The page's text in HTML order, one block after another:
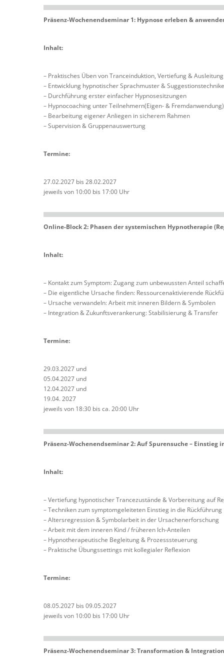
Präsenz-Wochenendseminar 1: Hypnose erleben &
Inhalt:
– Praktisches Üben von Tranceinduktion, Vertiefung & Ausleitung
– Entwicklung hypnotischer Sprachmuster &
– Durchführung erster einfacher Hypnosesitzungen
– Hypnocoaching unter Teilnehmern(Eigen- & Fremdanwendung)
– Bearbeitung eigener Anliegen in sicherem Rahmen
– Supervision & Gruppenauswertung
Termine:
27.02.2027 bis 28.02.2027
jeweils von 10:00 bis 17:00 Uhr
Online-Block 2: Phasen der systemischen Hypnotherapie
Inhalt:
– Kontakt zum Symptom: Zugang zum unbewussten Anteil
– Die eigentliche Ursache finden: Ressourcenaktivierende
– Ursache verwandeln: Arbeit mit inneren Bildern & Symbolen
– Integration & Zukunftsverankerung: Stabilisierung & Transfer
Termine:
29.03.2027 und
05.04.2027 und
12.04.2027 und
19.04. 2027
jeweils von 18:30 bis ca. 20:00 Uhr
Präsenz-Wochenendseminar 2: Auf Spurensuche – Einstieg
Inhalt:
– Vertiefung hypnotischer Trancezustände & Vorbereitung auf
– Techniken zum symptomgeleiteten Einstieg in die Rückführung
– Altersregression & Symbolarbeit in der Ursachenerforschung
– Arbeit mit dem inneren Kind / früheren Ich-Anteilen
– Hypnotherapeutische Begleitung & Prozesssteuerung
– Praktische Übungssettings mit kollegialer Reflexion
Termine:
08.05.2027 bis 09.05.2027
jeweils von 10:00 bis 17:00 Uhr
Präsenz-Wochenendseminar 3: Transformation & Integration